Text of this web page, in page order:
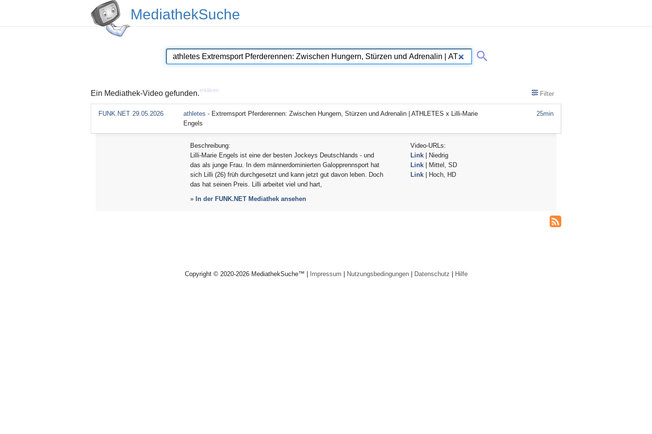
MediathekSuche
Ein Mediathek-Video gefunden.erklären Filter
25min
FUNK.NET 29.05.2026 athletes - Extremsport Pferderennen: Zwischen Hungern, Stürzen und Adrenalin | ATHLETES x Lilli-Marie
Engels
Beschreibung:
Lilli-Marie Engels ist eine der besten Jockeys Deutschlands - und
das als junge Frau. In dem männerdominierten Galopprennsport hat
sich Lilli (26) früh durchgesetzt und kann jetzt gut davon leben. Doch
das hat seinen Preis. Lilli arbeitet viel und hart,
» In der FUNK.NET Mediathek ansehen
Video-URLs:
Link| Niedrig
Link| Mittel, SD
Link| Hoch, HD
Copyright © 2020-2026 MediathekSuche™ | Impressum | Nutzungsbedingungen| Datenschutz | Hilfe